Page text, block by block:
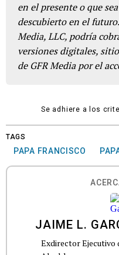
en el presente o que
descubierto en el
Media, LLC, podría
versiones digitales,
de GFR Media por el
Se adhiere a los
TAGS
PAPA FRANCISCO
JAIME L.
Exdirector Ejecutivo